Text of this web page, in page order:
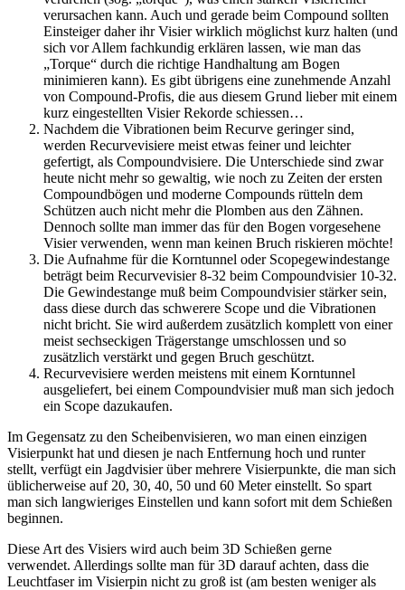
verursachen kann. Auch und gerade beim Compound sollten
Einsteiger daher ihr Visier wirklich möglichst kurz halten (und
sich vor Allem fachkundig erklären lassen, wie man das
„Torque“ durch die richtige Handhaltung am Bogen
minimieren kann). Es gibt übrigens eine zunehmende Anzahl
von Compound-Profis, die aus diesem Grund lieber mit einem
kurz eingestellten Visier Rekorde schiessen…
Nachdem die Vibrationen beim Recurve geringer sind,
werden Recurvevisiere meist etwas feiner und leichter
gefertigt, als Compoundvisiere. Die Unterschiede sind zwar
heute nicht mehr so gewaltig, wie noch zu Zeiten der ersten
Compoundbögen und moderne Compounds rütteln dem
Schützen auch nicht mehr die Plomben aus den Zähnen.
Dennoch sollte man immer das für den Bogen vorgesehene
Visier verwenden, wenn man keinen Bruch riskieren möchte!
Die Aufnahme für die Korntunnel oder Scopegewindestange
beträgt beim Recurvevisier 8-32 beim Compoundvisier 10-32.
Die Gewindestange muß beim Compoundvisier stärker sein,
dass diese durch das schwerere Scope und die Vibrationen
nicht bricht. Sie wird außerdem zusätzlich komplett von einer
meist sechseckigen Trägerstange umschlossen und so
zusätzlich verstärkt und gegen Bruch geschützt.
Recurvevisiere werden meistens mit einem Korntunnel
ausgeliefert, bei einem Compoundvisier muß man sich jedoch
ein Scope dazukaufen.
Im Gegensatz zu den Scheibenvisieren, wo man einen einzigen
Visierpunkt hat und diesen je nach Entfernung hoch und runter
stellt, verfügt ein Jagdvisier über mehrere Visierpunkte, die man sich
üblicherweise auf 20, 30, 40, 50 und 60 Meter einstellt. So spart
man sich langwieriges Einstellen und kann sofort mit dem Schießen
beginnen.
Diese Art des Visiers wird auch beim 3D Schießen gerne
verwendet. Allerdings sollte man für 3D darauf achten, dass die
Leuchtfaser im Visierpin nicht zu groß ist (am besten weniger als